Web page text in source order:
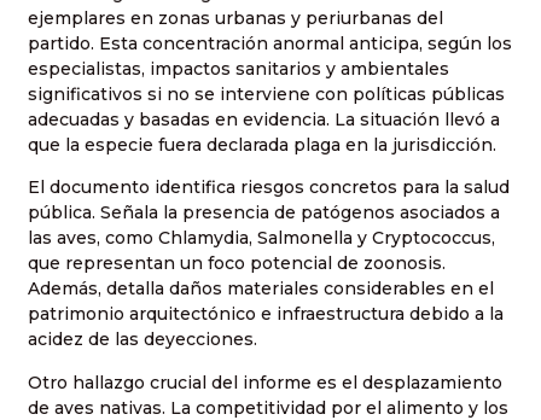
ejemplares en zonas urbanas y periurbanas del
partido. Esta concentración anormal anticipa, según los
especialistas, impactos sanitarios y ambientales
significativos si no se interviene con políticas públicas
adecuadas y basadas en evidencia. La situación llevó a
que la especie fuera declarada plaga en la jurisdicción.
El documento identifica riesgos concretos para la salud
pública. Señala la presencia de patógenos asociados a
las aves, como Chlamydia, Salmonella y Cryptococcus,
que representan un foco potencial de zoonosis.
Además, detalla daños materiales considerables en el
patrimonio arquitectónico e infraestructura debido a la
acidez de las deyecciones.
Otro hallazgo crucial del informe es el desplazamiento
de aves nativas. La competitividad por el alimento y los